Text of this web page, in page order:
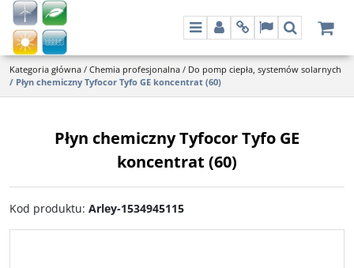
MenuPanelInfoLangSzukaj
Kategoria główna / Chemia profesjonalna / Do pomp ciepła, systemów solarnych
/ Płyn chemiczny Tyfocor Tyfo GE koncentrat (60)
Płyn chemiczny Tyfocor Tyfo GE
koncentrat (60)
Kod produktu: Arley-1534945115